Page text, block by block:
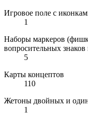
Игровое поле с
1
Наборы маркеров
вопросительных
5
Карты концептов
110
Жетоны двойных и
1